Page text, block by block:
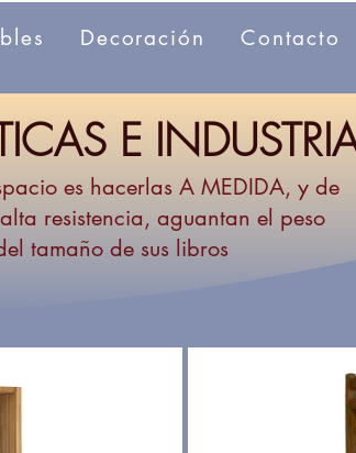
Decoración Contacto
E
es hacerlas A MEDIDA, y de
resistencia, aguantan el peso
tamaño de sus libros